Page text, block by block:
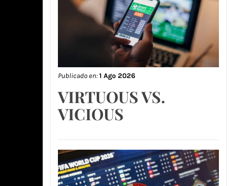
Publicado en:1 Ago 2026
VIRTUOUS VS.
VICIOUS